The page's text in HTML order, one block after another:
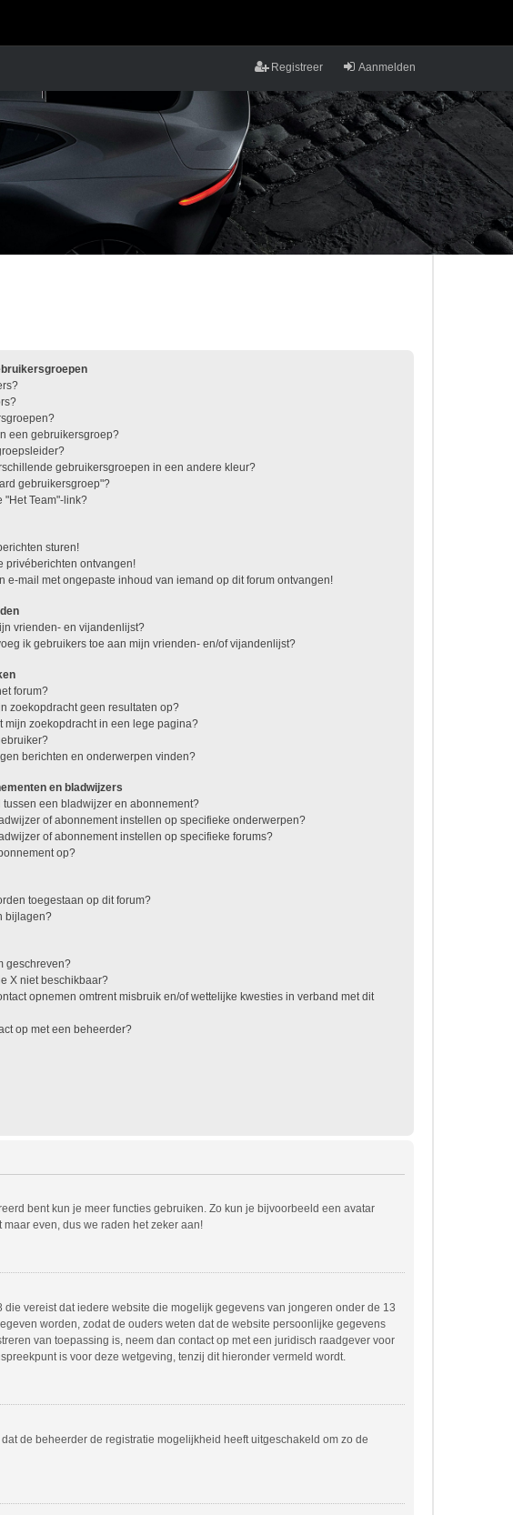
Aanmelden
Registreer
een gebruikersgroep?
gebruikersgroepen in een andere kleur?
gebruikersgroep"?
"Het Team"-link?
sturen!
privéberichten ontvangen!
e-mail met ongepaste inhoud van iemand op dit forum ontvangen!
vrienden- en vijandenlijst?
ik gebruikers toe aan mijn vrienden- en/of vijandenlijst?
forum?
zoekopdracht geen resultaten op?
mijn zoekopdracht in een lege pagina?
berichten en onderwerpen vinden?
en bladwijzers
tussen een bladwijzer en abonnement?
of abonnement instellen op specifieke onderwerpen?
of abonnement instellen op specifieke forums?
op?
toegestaan op dit forum?
bijlagen?
geschreven?
X niet beschikbaar?
opnemen omtrent misbruik en/of wettelijke kwesties in verband met dit
op met een beheerder?
bent kun je meer functies gebruiken. Zo kun je bijvoorbeeld een avatar
even, dus we raden het zeker aan!
vereist dat iedere website die mogelijk gegevens van jongeren onder de 13
worden, zodat de ouders weten dat de website persoonlijke gegevens
van toepassing is, neem dan contact op met een juridisch raadgever voor
is voor deze wetgeving, tenzij dit hieronder vermeld wordt.
de beheerder de registratie mogelijkheid heeft uitgeschakeld om zo de